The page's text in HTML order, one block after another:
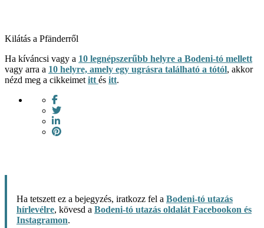
Kilátás a Pfänderről
Ha kíváncsi vagy a 10 legnépszerűbb helyre a Bodeni-tó mellett
vagy arra a 10 helyre, amely egy ugrásra található a tótól, akkor
nézd meg a cikkeimet itt és itt.
Ha tetszett ez a bejegyzés, iratkozz fel a Bodeni-tó utazás
hírlevélre, kövesd a Bodeni-tó utazás oldalát Facebookon és
Instagramon.